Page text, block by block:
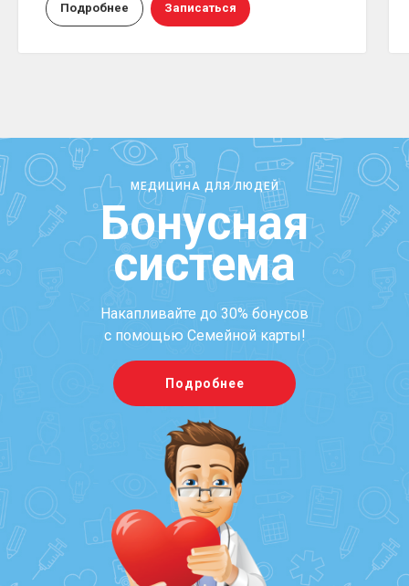
Подробнее Записаться
Бонусная
система
МЕДИЦИНА ДЛЯ ЛЮДЕЙ
Накапливайте до 30% бонусов
с помощью Семейной карты!
Подробнее